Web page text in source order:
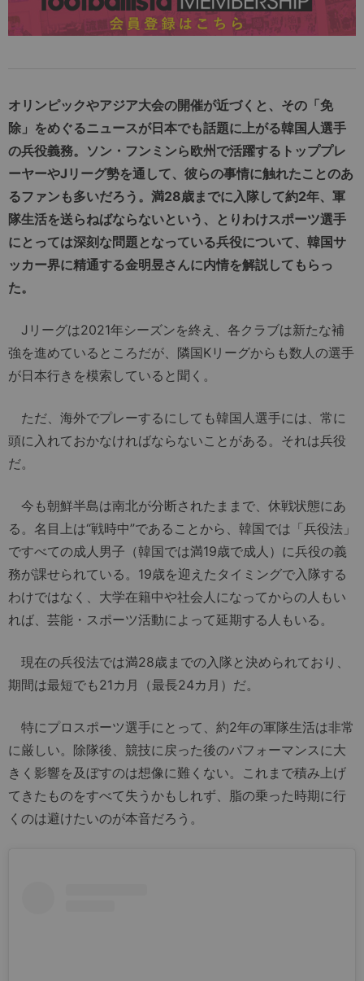
オリンピックやアジア大会の開催が近づくと、その「免
除」をめぐるニュースが日本でも話題に上がる韓国人選手
の兵役義務。ソン・フンミンら欧州で活躍するトッププレ
ーヤーやJリーグ勢を通して、彼らの事情に触れたことのあ
るファンも多いだろう。満28歳までに入隊して約2年、軍
隊生活を送らねばならないという、とりわけスポーツ選手
にとっては深刻な問題となっている兵役について、韓国サ
ッカー界に精通する金明昱さんに内情を解説してもらっ
た。
Jリーグは2021年シーズンを終え、各クラブは新たな補
強を進めているところだが、隣国Kリーグからも数人の選手
が日本行きを模索していると聞く。
ただ、海外でプレーするにしても韓国人選手には、常に
頭に入れておかなければならないことがある。それは兵役
だ。
今も朝鮮半島は南北が分断されたままで、休戦状態にあ
る。名目上は“戦時中”であることから、韓国では「兵役法」
ですべての成人男子（韓国では満19歳で成人）に兵役の義
務が課せられている。19歳を迎えたタイミングで入隊する
わけではなく、大学在籍中や社会人になってからの人もい
れば、芸能・スポーツ活動によって延期する人もいる。
現在の兵役法では満28歳までの入隊と決められており、
期間は最短でも21カ月（最長24カ月）だ。
特にプロスポーツ選手にとって、約2年の軍隊生活は非常
に厳しい。除隊後、競技に戻った後のパフォーマンスに大
きく影響を及ぼすのは想像に難くない。これまで積み上げ
てきたものをすべて失うかもしれず、脂の乗った時期に行
くのは避けたいのが本音だろう。